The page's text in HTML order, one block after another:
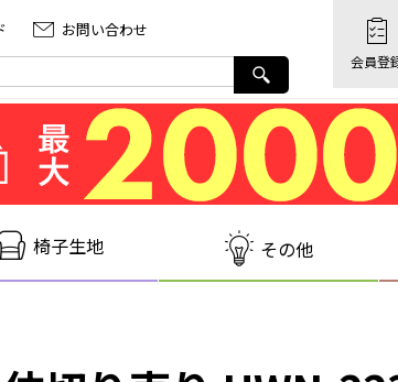
お問い合わせ
会員登
椅子生地 その他